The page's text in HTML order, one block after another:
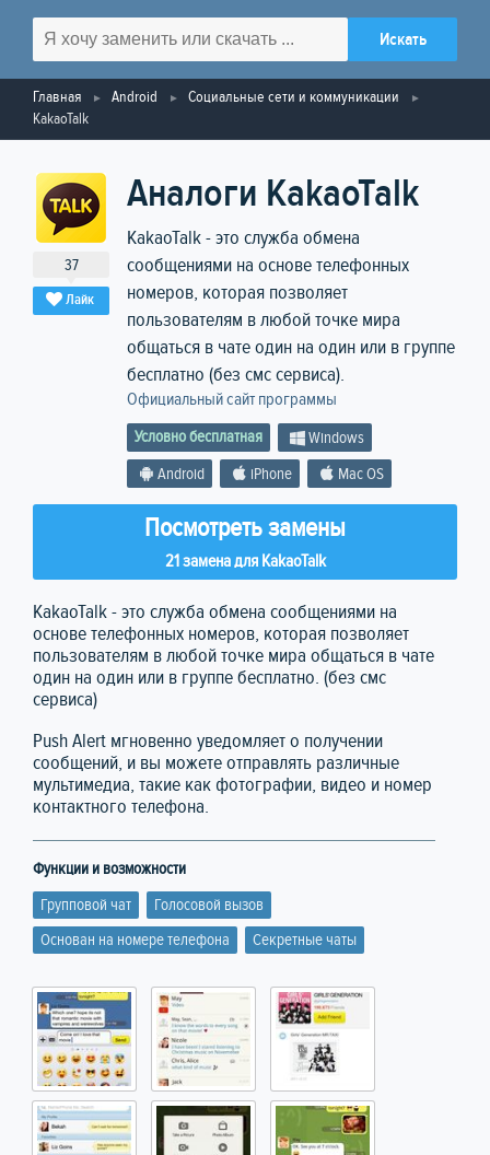
Главная Android
Социальные сети и коммуникации
KakaoTalk
37
Лайк
Аналоги KakaoTalk
KakaoTalk - это служба обмена
сообщениями на основе телефонных
номеров, которая позволяет
пользователям в любой точке мира
общаться в чате один на один или в группе
бесплатно (без смс сервиса).
Официальный сайт программы
Условно бесплатная
Windows
Android
iPhone Mac OS
Посмотреть замены
21 замена для KakaoTalk
KakaoTalk - это служба обмена сообщениями на
основе телефонных номеров, которая позволяет
пользователям в любой точке мира общаться в чате
один на один или в группе бесплатно. (без смс
сервиса)
Push Alert мгновенно уведомляет о получении
сообщений, и вы можете отправлять различные
мультимедиа, такие как фотографии, видео и номер
контактного телефона.
Функции и возможности
Групповой чат
Голосовой вызов
Основан на номере телефона
Секретные чаты